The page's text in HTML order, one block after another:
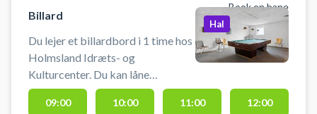
Book en bane
Billard
Du lejer et billardbord i 1 time hos
Holmsland Idræts- og
Kulturcenter. Du kan låne
badmintonketcher og bolde. Du
kan leje en eller flerebaner, der er 5
Hal
09:00 10:00 11:00 12:00